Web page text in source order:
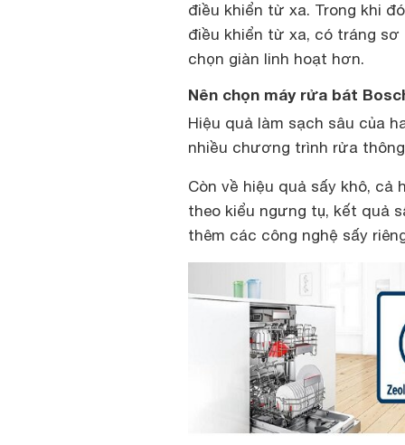
điều khiển từ xa. Trong khi
điều khiển từ xa, có tráng
chọn giàn linh hoạt hơn.
Nên chọn máy rửa bát
Hiệu quả làm sạch sâu của
nhiều chương trình rửa
Còn về hiệu quả sấy khô, cả
theo kiểu ngưng tụ, kết quả
thêm các công nghệ sấy